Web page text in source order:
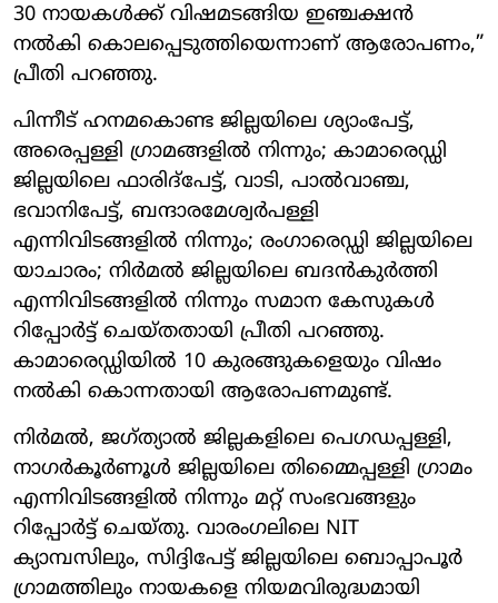
30 നായകൾക്ക് വിഷമടങ്ങിയ ഇഞ്ചക്ഷൻ
നൽകി കൊലപ്പെടുത്തിയെന്നാണ് ആരോപണം,”
പ്രീതി പറഞ്ഞു.
പിന്നീട് ഹനമകൊണ്ട ജില്ലയിലെ ശ്യാംപേട്ട്,
അരെപ്പള്ളി ഗ്രാമങ്ങളിൽ നിന്നും; കാമാരെഡ്ഡി
ജില്ലയിലെ ഫാരിദ്പേട്ട്, വാടി, പാൽവാഞ്ച,
ഭവാനിപേട്ട്, ബന്ദാരമേശ്വർപള്ളി
എന്നിവിടങ്ങളിൽ നിന്നും; രംഗാരെഡ്ഡി ജില്ലയിലെ
യാചാരം; നിർമൽ ജില്ലയിലെ ബദൻകുർത്തി
എന്നിവിടങ്ങളിൽ നിന്നും സമാന കേസുകൾ
റിപ്പോർട്ട് ചെയ്തതായി പ്രീതി പറഞ്ഞു.
കാമാരെഡ്ഡിയിൽ 10 കുരങ്ങുകളെയും വിഷം
നൽകി കൊന്നതായി ആരോപണമുണ്ട്.
നിർമൽ, ജഗ്ത്യാൽ ജില്ലകളിലെ പെഗഡപ്പള്ളി,
നാഗർകൂർണൂൾ ജില്ലയിലെ തിമ്മൈപ്പള്ളി ഗ്രാമം
എന്നിവിടങ്ങളിൽ നിന്നും മറ്റ് സംഭവങ്ങളും
റിപ്പോർട്ട് ചെയ്തു. വാരംഗലിലെ NIT
ക്യാമ്പസിലും, സിദ്ദിപേട്ട് ജില്ലയിലെ ബൊപ്പാപൂർ
ഗ്രാമത്തിലും നായകളെ നിയമവിരുദ്ധമായി